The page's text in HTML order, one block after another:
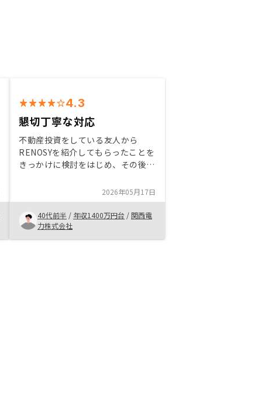
4.3
懇切丁寧な対応
不動産投資をしている友人から
RENOSYを紹介してもらったことを
きっかけに検討をはじめ、その後、
知識不足だったが、営業担当者が丁
寧に説明してくれたため、安心して
購入することができた。
2026年05月17日
40代前半 / 年収1400万円台 /関西電
力株式会社